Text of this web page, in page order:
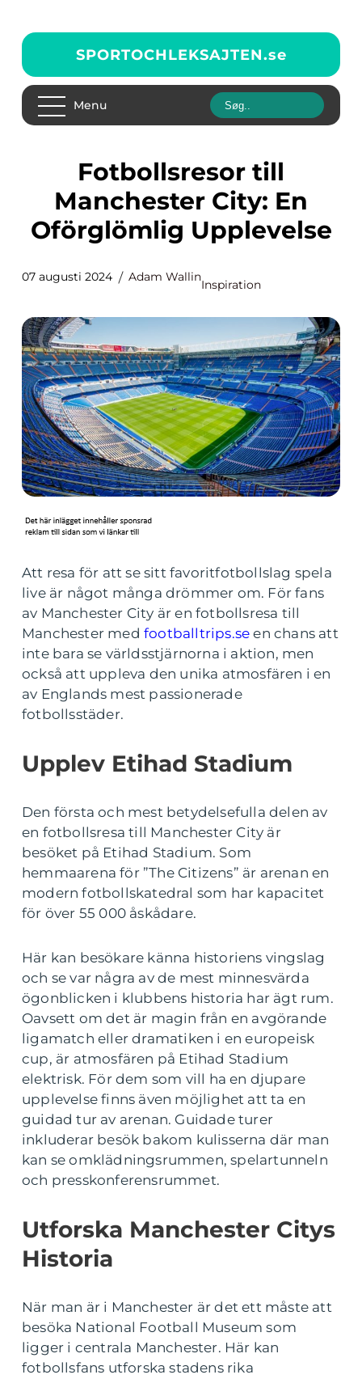
SPORTOCHLEKSAJTEN.se
Menu
Fotbollsresor till
Manchester City: En
Oförglömlig Upplevelse
07 augusti 2024 Adam Wallin
Inspiration
Att resa för att se sitt favoritfotbollslag spela
live är något många drömmer om. För fans
av Manchester City är en fotbollsresa till
Manchester med footballtrips.se en chans att
inte bara se världsstjärnorna i aktion, men
också att uppleva den unika atmosfären i en
av Englands mest passionerade
fotbollsstäder.
Upplev Etihad Stadium
Den första och mest betydelsefulla delen av
en fotbollsresa till Manchester City är
besöket på Etihad Stadium. Som
hemmaarena för ”The Citizens” är arenan en
modern fotbollskatedral som har kapacitet
för över 55 000 åskådare.
Här kan besökare känna historiens vingslag
och se var några av de mest minnesvärda
ögonblicken i klubbens historia har ägt rum.
Oavsett om det är magin från en avgörande
ligamatch eller dramatiken i en europeisk
cup, är atmosfären på Etihad Stadium
elektrisk. För dem som vill ha en djupare
upplevelse finns även möjlighet att ta en
guidad tur av arenan. Guidade turer
inkluderar besök bakom kulisserna där man
kan se omklädningsrummen, spelartunneln
och presskonferensrummet.
Utforska Manchester Citys
Historia
När man är i Manchester är det ett måste att
besöka National Football Museum som
ligger i centrala Manchester. Här kan
fotbollsfans utforska stadens rika